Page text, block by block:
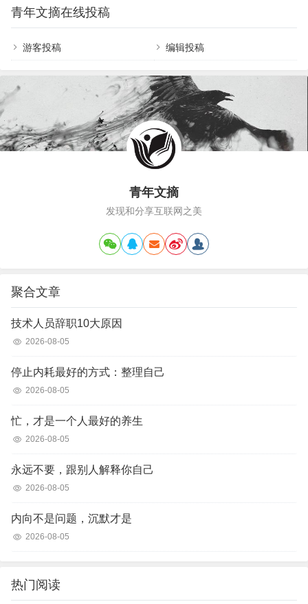
落于人后的我，每天不到6点就起来，然后看书，输
出，之后洗漱上班，晚上下班前运动健身，回到家
情总量，越用越少，越用也越廉价。真正聪明的人，应该明白，能用钱
解决的事，尽量不用人情。我第一次听到这句话，来自于我的父亲。 年
总。今时不同往日，90年代国营…
青年文摘在线投稿
游客投稿 编辑投稿
青年文摘
发现和分享互联网之美
聚合文章
技术人员辞职10大原因
2026-08-05
停止内耗最好的方式：整理自己
2026-08-05
忙，才是一个人最好的养生
2026-08-05
永远不要，跟别人解释你自己
2026-08-05
内向不是问题，沉默才是
2026-08-05
热门阅读